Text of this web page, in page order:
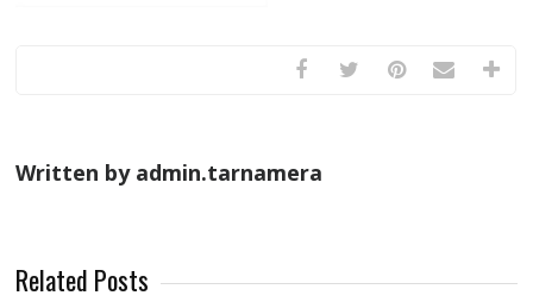
Written by admin.tarnamera
Related Posts